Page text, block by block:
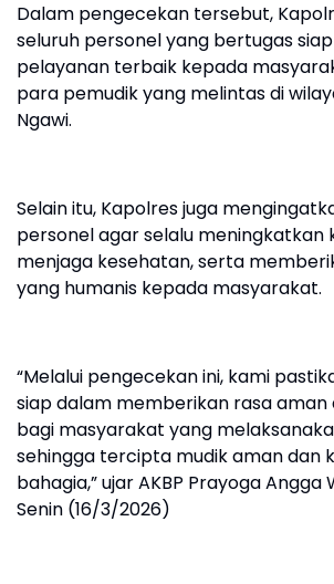
Dalam pengecekan tersebut,
seluruh personel yang bertugas
pelayanan terbaik kepada
para pemudik yang melintas di
Ngawi.
Selain itu, Kapolres juga
personel agar selalu meningkatkan
menjaga kesehatan, serta
yang humanis kepada masyarakat.
“Melalui pengecekan ini, kami
siap dalam memberikan rasa aman
bagi masyarakat yang
sehingga tercipta mudik aman dan
bahagia,” ujar AKBP Prayoga Angga
Senin (16/3/2026)